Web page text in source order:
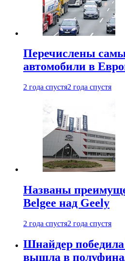
Перечислены
автомобили в
2 года спустя2 года спустя
Названы
Belgee над Geely
2 года спустя2 года спустя
Шнайдер
вышла в